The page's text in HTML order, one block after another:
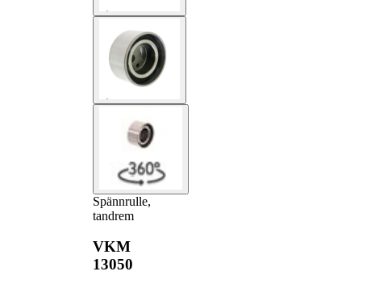
Spännrulle,
tandrem
VKM
13050